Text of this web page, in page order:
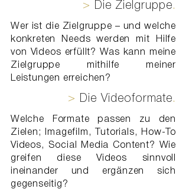
> Die Zielgruppe.
Wer ist die Zielgruppe – und welche
konkreten Needs werden mit Hilfe
von Videos erfüllt? Was kann meine
Zielgruppe mithilfe meiner
Leistungen erreichen?
> Die Videoformate.
Welche Formate passen zu den
Zielen; Imagefilm, Tutorials, How-To
Videos, Social Media Content? Wie
greifen diese Videos sinnvoll
ineinander und ergänzen sich
gegenseitig?